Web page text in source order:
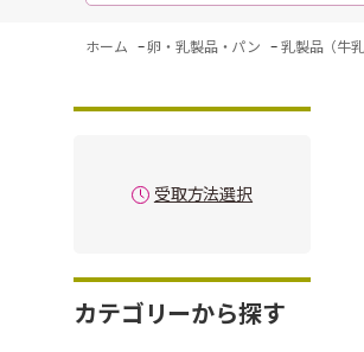
ホーム -卵・乳製品・パン - 乳製品（牛
受取方法選択
カテゴリーから探す